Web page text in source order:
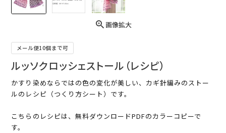
画像拡大
メール便10個まで可
ルッソクロッシェストール（レシピ）
かすり染めならではの色の変化が美しい、カギ針編みのストー
ルのレシピ（つくり方シート）です。
こちらのレシピは、無料ダウンロードPDFのカラーコピーで
す。